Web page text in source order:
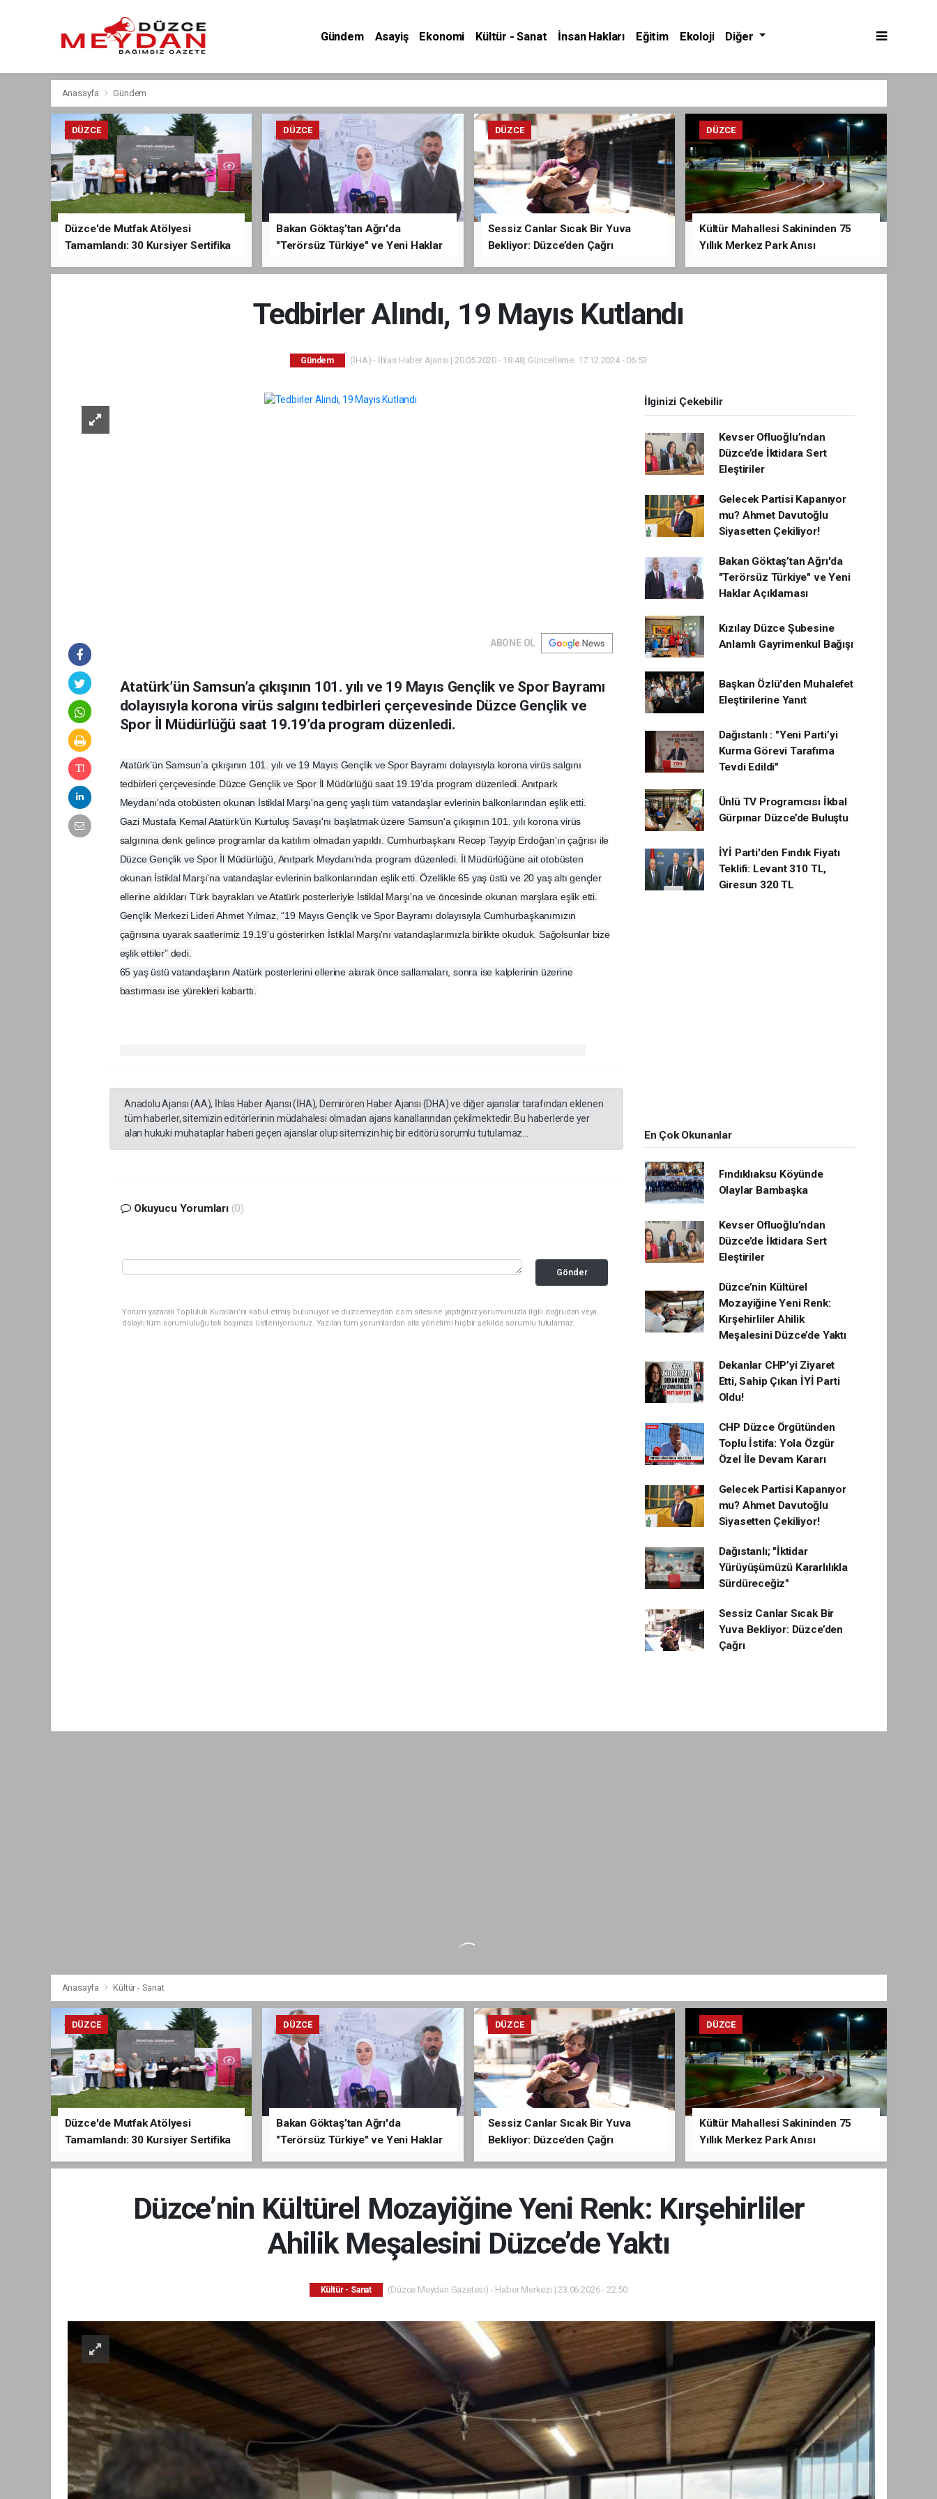
Gündem Asayiş Ekonomi Kültür - Sanat İnsan Hakları Eğitim Ekoloji Diğer
Anasayfa Gündem
DÜZCE
Düzce'de Mutfak Atölyesi
Tamamlandı: 30 Kursiyer Sertifika
DÜZCE
Bakan Göktaş’tan Ağrı'da
"Terörsüz Türkiye" ve Yeni Haklar
DÜZCE
Sessiz Canlar Sıcak Bir Yuva
Bekliyor: Düzce’den Çağrı
DÜZCE
Kültür Mahallesi Sakininden 75
Yıllık Merkez Park Anısı
Tedbirler Alındı, 19 Mayıs Kutlandı
Gündem (İHA) - İhlas Haber Ajansı | 20.05.2020 - 18:48, Güncelleme: 17.12.2024 - 06:53
ABONE OL
Atatürk’ün Samsun’a çıkışının 101. yılı ve 19 Mayıs Gençlik ve Spor Bayramı
dolayısıyla korona virüs salgını tedbirleri çerçevesinde Düzce Gençlik ve
Spor İl Müdürlüğü saat 19.19’da program düzenledi.
Atatürk’ün Samsun’a çıkışının 101. yılı ve 19 Mayıs Gençlik ve Spor Bayramı dolayısıyla korona virüs salgını
tedbirleri çerçevesinde Düzce Gençlik ve Spor İl Müdürlüğü saat 19.19’da program düzenledi. Anıtpark
Meydanı'nda otobüsten okunan İstiklal Marşı'na genç yaşlı tüm vatandaşlar evlerinin balkonlarından eşlik etti.
Gazi Mustafa Kemal Atatürk’ün Kurtuluş Savaşı'nı başlatmak üzere Samsun'a çıkışının 101. yılı korona virüs
salgınına denk gelince programlar da katılım olmadan yapıldı. Cumhurbaşkanı Recep Tayyip Erdoğan’ın çağrısı ile
Düzce Gençlik ve Spor İl Müdürlüğü, Anıtpark Meydanı'nda program düzenledi. İl Müdürlüğüne ait otobüsten
okunan İstiklal Marşı'na vatandaşlar evlerinin balkonlarından eşlik etti. Özellikle 65 yaş üstü ve 20 yaş altı gençler
ellerine aldıkları Türk bayrakları ve Atatürk posterleriyle İstiklal Marşı'na ve öncesinde okunan marşlara eşlik etti.
Gençlik Merkezi Lideri Ahmet Yılmaz, “19 Mayıs Gençlik ve Spor Bayramı dolayısıyla Cumhurbaşkanımızın
çağrısına uyarak saatlerimiz 19.19’u gösterirken İstiklal Marşı'nı vatandaşlarımızla birlikte okuduk. Sağolsunlar bize
eşlik ettiler” dedi.
65 yaş üstü vatandaşların Atatürk posterlerini ellerine alarak önce sallamaları, sonra ise kalplerinin üzerine
bastırması ise yürekleri kabarttı.
Anadolu Ajansı (AA), İhlas Haber Ajansı (İHA), Demirören Haber Ajansı (DHA) ve diğer ajanslar tarafından eklenen
tüm haberler, sitemizin editörlerinin müdahalesi olmadan ajans kanallarından çekilmektedir. Bu haberlerde yer
alan hukuki muhataplar haberi geçen ajanslar olup sitemizin hiç bir editörü sorumlu tutulamaz...
Okuyucu Yorumları (0)
Gönder
Yorum yazarak Topluluk Kuralları’nı kabul etmiş bulunuyor ve duzcemeydan.com sitesine yaptığınız yorumunuzla ilgili doğrudan veya
dolaylı tüm sorumluluğu tek başınıza üstleniyorsunuz. Yazılan tüm yorumlardan site yönetimi hiçbir şekilde sorumlu tutulamaz.
İlginizi Çekebilir
Kevser Ofluoğlu’ndan
Düzce’de İktidara Sert
Eleştiriler
Gelecek Partisi Kapanıyor
mu? Ahmet Davutoğlu
Siyasetten Çekiliyor!
Bakan Göktaş’tan Ağrı'da
"Terörsüz Türkiye" ve Yeni
Haklar Açıklaması
Kızılay Düzce Şubesine
Anlamlı Gayrimenkul Bağışı
Başkan Özlü'den Muhalefet
Eleştirilerine Yanıt
Dağıstanlı : "Yeni Parti’yi
Kurma Görevi Tarafıma
Tevdi Edildi"
Ünlü TV Programcısı İkbal
Gürpınar Düzce’de Buluştu
İYİ Parti'den Fındık Fiyatı
Teklifi: Levant 310 TL,
Giresun 320 TL
En Çok Okunanlar
Fındıklıaksu Köyünde
Olaylar Bambaşka
Kevser Ofluoğlu’ndan
Düzce’de İktidara Sert
Eleştiriler
Düzce’nin Kültürel
Mozayiğine Yeni Renk:
Kırşehirliler Ahilik
Meşalesini Düzce’de Yaktı
Dekanlar CHP’yi Ziyaret
Etti, Sahip Çıkan İYİ Parti
Oldu!
CHP Düzce Örgütünden
Toplu İstifa: Yola Özgür
Özel İle Devam Kararı
Gelecek Partisi Kapanıyor
mu? Ahmet Davutoğlu
Siyasetten Çekiliyor!
Dağıstanlı; "İktidar
Yürüyüşümüzü Kararlılıkla
Sürdüreceğiz"
Sessiz Canlar Sıcak Bir
Yuva Bekliyor: Düzce’den
Çağrı
Anasayfa Kültür - Sanat
DÜZCE
Düzce'de Mutfak Atölyesi
Tamamlandı: 30 Kursiyer Sertifika
DÜZCE
Bakan Göktaş’tan Ağrı'da
"Terörsüz Türkiye" ve Yeni Haklar
DÜZCE
Sessiz Canlar Sıcak Bir Yuva
Bekliyor: Düzce’den Çağrı
DÜZCE
Kültür Mahallesi Sakininden 75
Yıllık Merkez Park Anısı
Düzce’nin Kültürel Mozayiğine Yeni Renk: Kırşehirliler
Ahilik Meşalesini Düzce’de Yaktı
Kültür - Sanat (Düzce Meydan Gazetesi) - Haber Merkezi | 23.06.2026 - 22:50